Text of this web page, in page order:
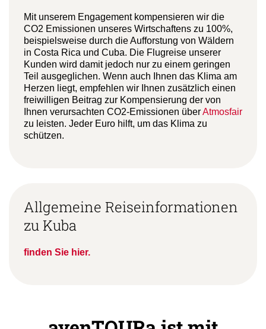
Mit unserem Engagement kompensieren wir die
CO2 Emissionen unseres Wirtschaftens zu 100%,
beispielsweise durch die Aufforstung von Wäldern
in Costa Rica und Cuba. Die Flugreise unserer
Kunden wird damit jedoch nur zu einem geringen
Teil ausgeglichen. Wenn auch Ihnen das Klima am
Herzen liegt, empfehlen wir Ihnen zusätzlich einen
freiwilligen Beitrag zur Kompensierung der von
Ihnen verursachten CO2-Emissionen überAtmosfair
zu leisten. Jeder Euro hilft, um das Klima zu
schützen.
Allgemeine Reiseinformationen
zu Kuba
finden Sie hier.